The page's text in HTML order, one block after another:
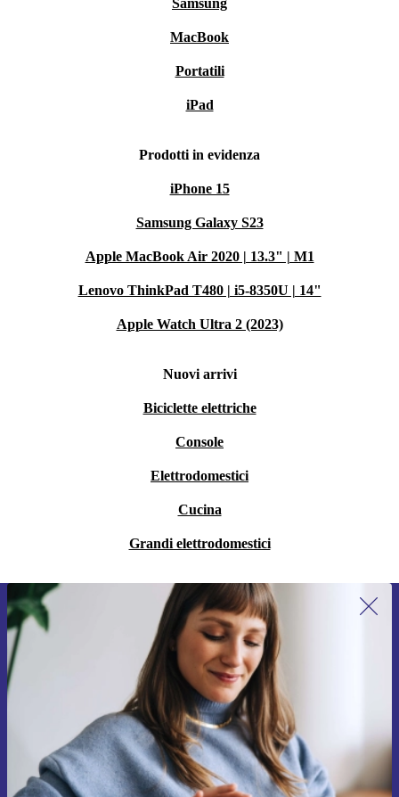
Samsung
MacBook
Portatili
iPad
Prodotti in evidenza
iPhone 15
Samsung Galaxy S23
Apple MacBook Air 2020 | 13.3" | M1
Lenovo ThinkPad T480 | i5-8350U | 14"
Apple Watch Ultra 2 (2023)
Nuovi arrivi
Biciclette elettriche
Console
Elettrodomestici
Cucina
Grandi elettrodomestici
Iscriviti per la prima volta alla nostra
newsletter e ottieni 15€ di sconto!
Non farti più scappare le migliori offerte.
Richiedi codice sconto
Per maggiori informazioni sull’uso dei dati personali, visita la nostra